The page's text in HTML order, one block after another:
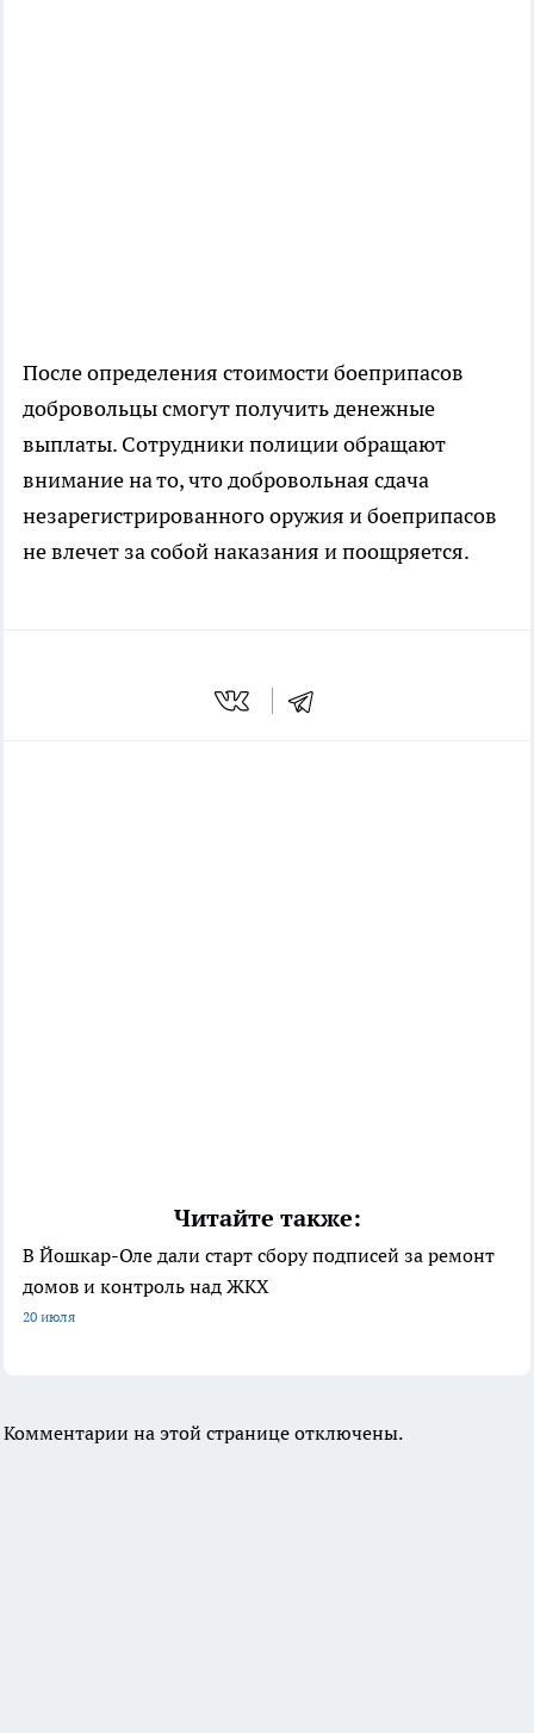
После определения стоимости боеприпасов
добровольцы смогут получить денежные
выплаты. Сотрудники полиции обращают
внимание на то, что добровольная сдача
незарегистрированного оружия и боеприпасов
не влечет за собой наказания и поощряется.
Читайте также:
В Йошкар-Оле дали старт сбору подписей за ремонт
домов и контроль над ЖКХ
20 июля
Комментарии на этой странице отключены.